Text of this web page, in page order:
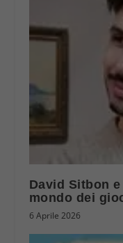
David Sitbon
mondo dei
6 Aprile 2026